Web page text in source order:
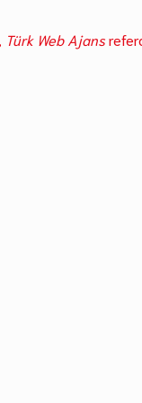
Türk Web Ajans